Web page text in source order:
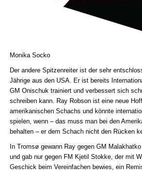
Monika Socko
Der andere Spitzenreiter ist der sehr
Jährige aus den USA. Er ist bereits
GM Onischuk trainiert und verbessert sich
schreiben kann. Ray Robson ist eine neue
amerikanischen Schachs und könnte
spielen, wenn – das muss man bei den
behalten – er dem Schach nicht den Rücken
In Tromsø gewann Ray gegen GM
und gab nur gegen FM Kjetil Stokke, der mit
Geschick beim Vereinfachen bewies, ein